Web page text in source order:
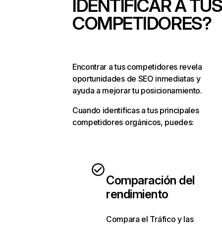
IDENTIFICAR A TUS
COMPETIDORES?
Encontrar a tus competidores revela
oportunidades de SEO inmediatas y
ayuda a mejorar tu posicionamiento.
Cuando identificas a tus principales
competidores orgánicos, puedes:
Comparación del
rendimiento
Compara el Tráfico y las